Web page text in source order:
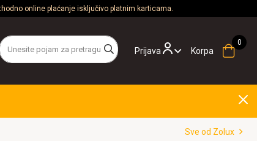
online plaćanje isključivo platnim karticama.
Prijava Korpa
Sve od Zolux